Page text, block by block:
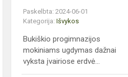
Paskelbta: 2024-06-01
Kategorija:Išvykos
Bukiškio progimnazijos
mokiniams ugdymas dažnai
vyksta įvairiose erdvė...